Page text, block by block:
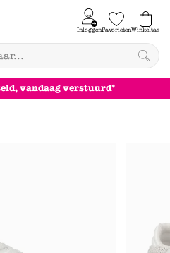
InloggenFavorietenWinkeltas
0
vandaag verstuurd*